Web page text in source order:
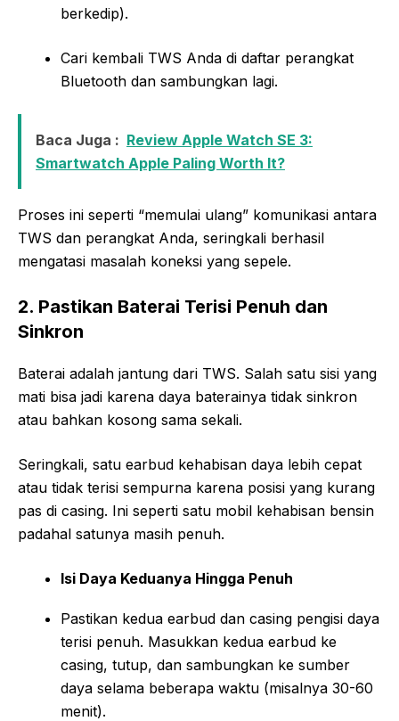
berkedip).
Cari kembali TWS Anda di daftar perangkat
Bluetooth dan sambungkan lagi.
Baca Juga : Review Apple Watch SE 3:
Smartwatch Apple Paling Worth It?
Proses ini seperti “memulai ulang” komunikasi antara
TWS dan perangkat Anda, seringkali berhasil
mengatasi masalah koneksi yang sepele.
2. Pastikan Baterai Terisi Penuh dan
Sinkron
Baterai adalah jantung dari TWS. Salah satu sisi yang
mati bisa jadi karena daya baterainya tidak sinkron
atau bahkan kosong sama sekali.
Seringkali, satu earbud kehabisan daya lebih cepat
atau tidak terisi sempurna karena posisi yang kurang
pas di casing. Ini seperti satu mobil kehabisan bensin
padahal satunya masih penuh.
Isi Daya Keduanya Hingga Penuh
Pastikan kedua earbud dan casing pengisi daya
terisi penuh. Masukkan kedua earbud ke
casing, tutup, dan sambungkan ke sumber
daya selama beberapa waktu (misalnya 30-60
menit).